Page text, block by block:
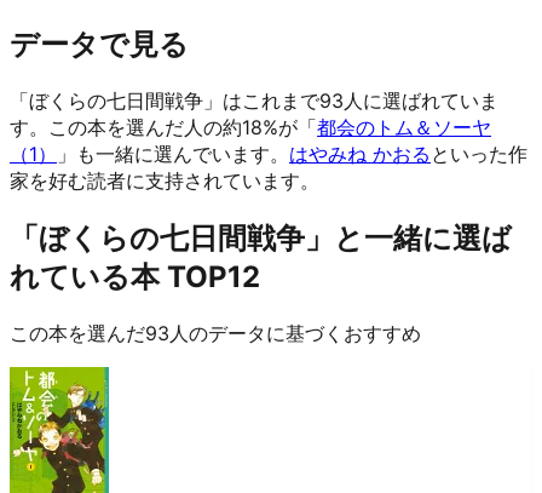
データで見る
「ぼくらの七日間戦争」はこれまで93人に選ばれていま
す。 この本を選んだ人の約18%が「都会のトム＆ソーヤ
（1）
」も一緒に選んでいます。 はやみね かおる といった作
家を好む読者に支持されています。
「ぼくらの七日間戦争」と一緒に選ば
れている本 TOP12
この本を選んだ93人のデータに基づくおすすめ